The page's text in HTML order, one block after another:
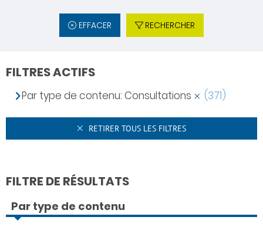
EFFACER RECHERCHER
FILTRES ACTIFS
Par type de contenu: Consultations (371)
RETIRER TOUS LES FILTRES
FILTRE DE RÉSULTATS
Par type de contenu